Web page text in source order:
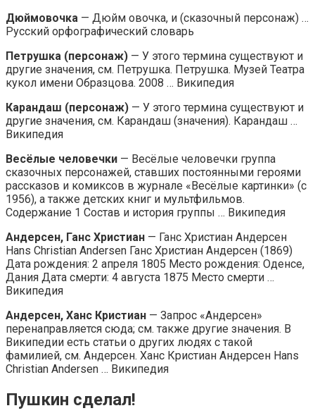
Дюймовочка — Дюйм овочка, и (сказочный персонаж) …
Русский орфографический словарь
Петрушка (персонаж) — У этого термина существуют и
другие значения, см. Петрушка. Петрушка. Музей Театра
кукол имени Образцова. 2008 … Википедия
Карандаш (персонаж) — У этого термина существуют и
другие значения, см. Карандаш (значения). Карандаш …
Википедия
Весёлые человечки — Весёлые человечки группа
сказочных персонажей, ставших постоянными героями
рассказов и комиксов в журнале «Весёлые картинки» (с
1956), а также детских книг и мультфильмов.
Содержание 1 Состав и история группы … Википедия
Андерсен, Ганс Христиан — Ганс Христиан Андерсен
Hans Christian Andersen Ганс Христиан Андерсен (1869)
Дата рождения: 2 апреля 1805 Место рождения: Оденсе,
Дания Дата смерти: 4 августа 1875 Место смерти …
Википедия
Андерсен, Ханс Кристиан — Запрос «Андерсен»
перенаправляется сюда; см. также другие значения. В
Википедии есть статьи о других людях с такой
фамилией, см. Андерсен. Ханс Кристиан Андерсен Hans
Christian Andersen … Википедия
Пушкин сделал!